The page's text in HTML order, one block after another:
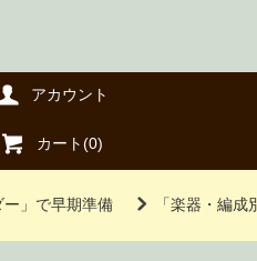
アカウント
カート(0)
ー」で早期準備 「楽器・編